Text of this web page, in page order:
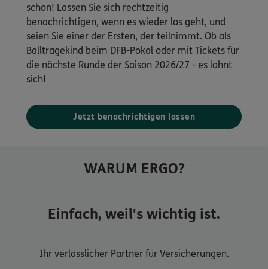
schon! Lassen Sie sich rechtzeitig
benachrichtigen, wenn es wieder los geht, und
seien Sie einer der Ersten, der teilnimmt. Ob als
Balltragekind beim DFB-Pokal oder mit Tickets für
die nächste Runde der Saison 2026/27 - es lohnt
sich!
Jetzt benachrichtigen lassen
WARUM ERGO?
Einfach, weil's wichtig ist.
Ihr verlässlicher Partner für Versicherungen.